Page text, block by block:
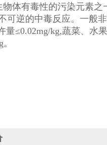
体有毒性的污染元素之
可逆的中毒反应。一般
量≤0.02mg/kg,蔬菜、水